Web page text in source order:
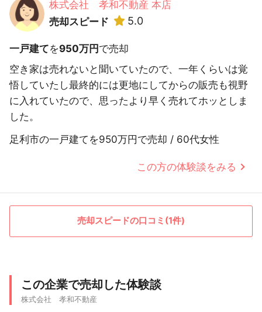
株式会社 孝和不動産 本店
売却スピード
5.0
一戸建てを950万円で売却
空き家は売れないと聞いていたので、一年くらいは覚
悟していたし最終的には更地にしてからの販売も視野
に入れていたので、思ったより早く売れてホッとしま
した。
足利市の一戸建てを950万円で売却 / 60代女性
この方の体験談をみる
売却スピードの口コミ(1件)
この企業で売却した体験談
株式会社 孝和不動産